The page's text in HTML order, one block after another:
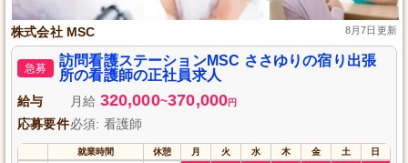
株式会社 MSC 8月7日更新
急募
訪問看護ステーションMSC ささゆりの宿り出張
所の看護師の正社員求人
給与 月給 320,000~370,000円
応募要件必須: 看護師
就業時間 休憩 月 火 水 木 金 土 日